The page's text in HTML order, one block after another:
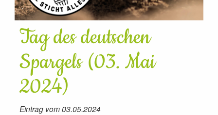
Tag des deutschen
Spargels (03. Mai
2024)
Eintrag vom 03.05.2024